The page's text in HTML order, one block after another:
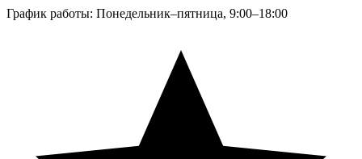
График работы: Понедельник–пятница, 9:00–18:00